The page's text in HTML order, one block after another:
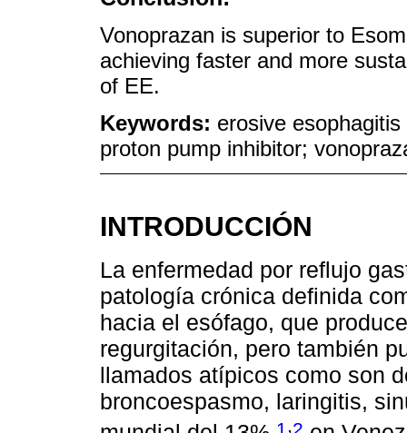
Vonoprazan is superior to
achieving faster and more
of EE.
Keywords: erosive
proton pump inhibitor;
INTRODUCCIÓN
La enfermedad por reflujo
patología crónica definida
hacia el esófago, que
regurgitación, pero también
llamados atípicos como son
broncoespasmo, laringitis,
,